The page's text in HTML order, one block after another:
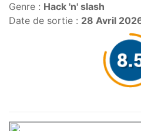
Genre : Hack 'n' slash
Date de sortie : 28 Avril